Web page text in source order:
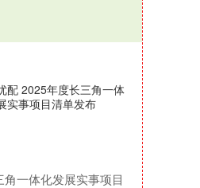
配 2025年度长三角一体
实事项目清单发布
一体化发展实事项目